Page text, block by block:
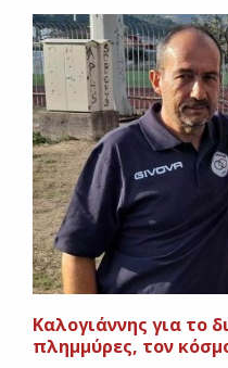
Καλογιάννης για το
πλημμύρες, τον